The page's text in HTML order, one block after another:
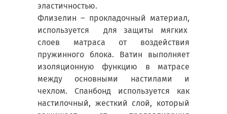
эластичностью.
Флизелин – прокладочный материал,
используется для защиты мягких
слоев матраса от воздействия
пружинного блока. Ватин выполняет
изоляционную функцию в матрасе
между основными настилами и
чехлом. Спанбонд используется как
настилочный, жесткий слой, который